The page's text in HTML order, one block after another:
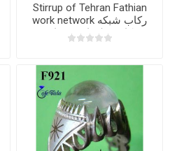
Stirrup of Tehran Fathian
work network رکاب شبکه
کاری طهران فتحیان